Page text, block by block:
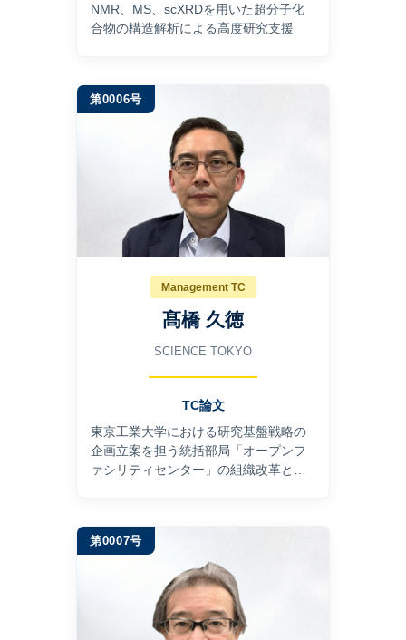
NMR、MS、scXRDを用いた超分子化
合物の構造解析による高度研究支援
第0006号
Management TC
髙橋 久徳
SCIENCE TOKYO
TC論文
東京工業大学における研究基盤戦略の
企画立案を担う統括部局「オープンフ
ァシリティセンター」の組織改革と運
第0007号